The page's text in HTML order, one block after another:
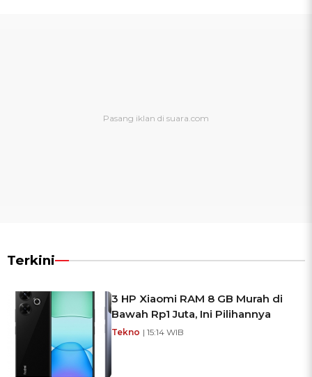
Terkini
3 HP Xiaomi RAM 8 GB Murah di
Bawah Rp1 Juta, Ini Pilihannya
Tekno | 15:14 WIB